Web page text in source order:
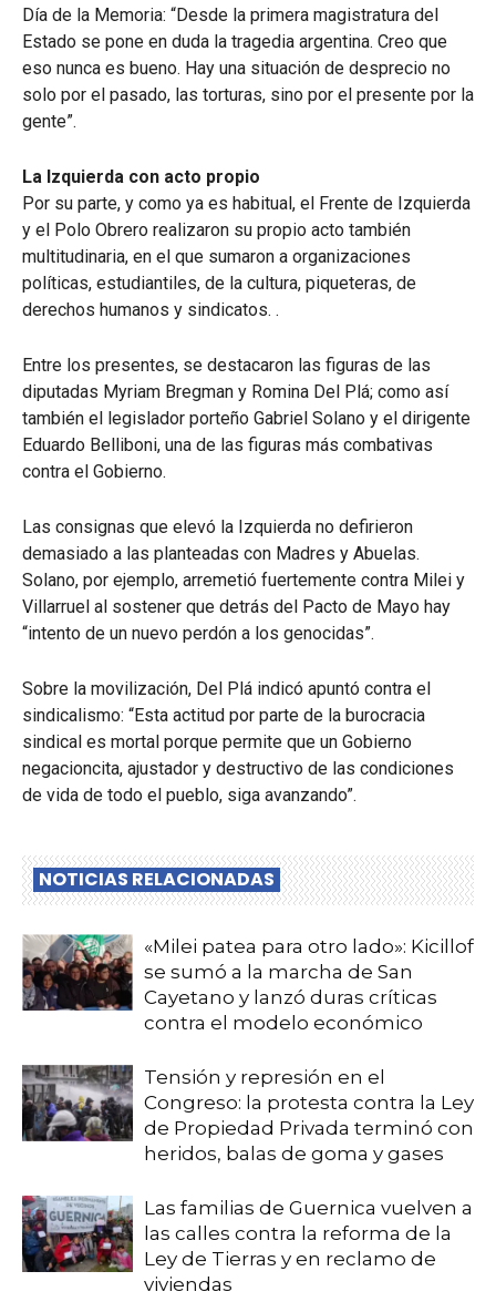
Día de la Memoria: “Desde la primera magistratura del
Estado se pone en duda la tragedia argentina. Creo que
eso nunca es bueno. Hay una situación de desprecio no
solo por el pasado, las torturas, sino por el presente por la
gente”.
La Izquierda con acto propio
Por su parte, y como ya es habitual, el Frente de Izquierda
y el Polo Obrero realizaron su propio acto también
multitudinaria, en el que sumaron a organizaciones
políticas, estudiantiles, de la cultura, piqueteras, de
derechos humanos y sindicatos. .
Entre los presentes, se destacaron las figuras de las
diputadas Myriam Bregman y Romina Del Plá; como así
también el legislador porteño Gabriel Solano y el dirigente
Eduardo Belliboni, una de las figuras más combativas
contra el Gobierno.
Las consignas que elevó la Izquierda no defirieron
demasiado a las planteadas con Madres y Abuelas.
Solano, por ejemplo, arremetió fuertemente contra Milei y
Villarruel al sostener que detrás del Pacto de Mayo hay
“intento de un nuevo perdón a los genocidas”.
Sobre la movilización, Del Plá indicó apuntó contra el
sindicalismo: “Esta actitud por parte de la burocracia
sindical es mortal porque permite que un Gobierno
negacioncita, ajustador y destructivo de las condiciones
de vida de todo el pueblo, siga avanzando”.
NOTICIAS RELACIONADAS
«Milei patea para otro lado»: Kicillof
se sumó a la marcha de San
Cayetano y lanzó duras críticas
contra el modelo económico
Tensión y represión en el
Congreso: la protesta contra la Ley
de Propiedad Privada terminó con
heridos, balas de goma y gases
Las familias de Guernica vuelven a
las calles contra la reforma de la
Ley de Tierras y en reclamo de
viviendas